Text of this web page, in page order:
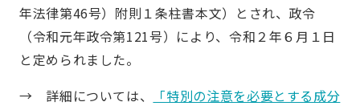
年法律第46号）附則１条柱書本文）とされ、政令
（令和元年政令第121号）により、令和２年６月１日
と定められました。
→ 詳細については、
「特別の注意を必要とする成分